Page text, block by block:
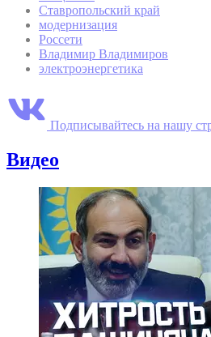
Ставропольский край
модернизация
Россети
Владимир Владимиров
электроэнергетика
Подписывайтесь на нашу
Видео